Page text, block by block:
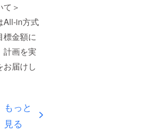
て＞
All-in方式
標金額に
計画を実
お届けし
もっと
見る